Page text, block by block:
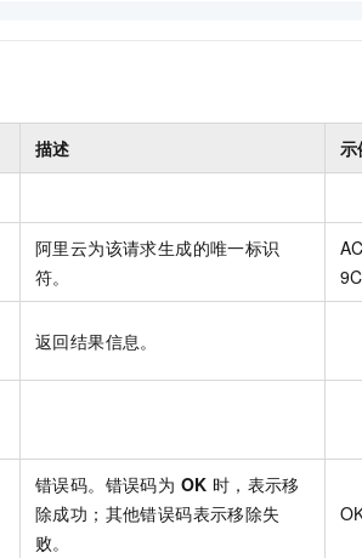
描述 示
阿里云为该请求生成的唯一标识
符。
返回结果信息。
错误码。错误码为 OK 时，表示移
除成功；其他错误码表示移除失
败。